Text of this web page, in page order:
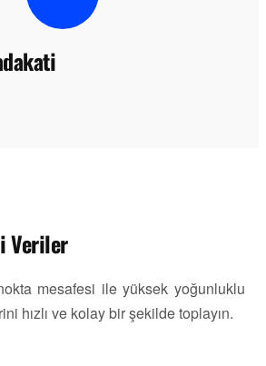
Veriler
mesafesi ile yüksek yoğunluklu
hızlı ve kolay bir şekilde toplayın.